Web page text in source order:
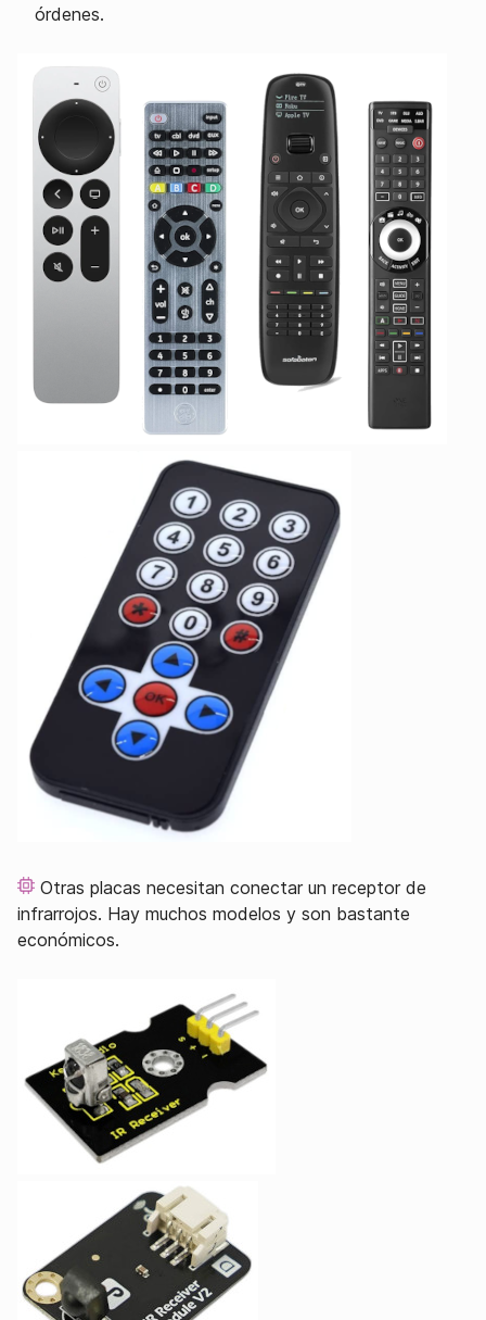
órdenes.
Otras placas necesitan conectar un receptor de
infrarrojos. Hay muchos modelos y son bastante
económicos.